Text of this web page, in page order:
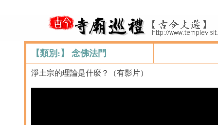
【類別:】 念佛法門
淨土宗的理論是什麼？（有影片）